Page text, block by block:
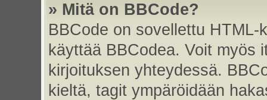
» Mitä on BBCode?
BBCode on sovellettu
käyttää BBCodea. Voit myös
kirjoituksen yhteydessä.
kieltä, tagit ympäröidään